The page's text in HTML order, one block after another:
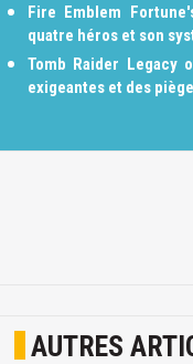
Fire Emblem
quatre héros et son
Tomb Raider Legacy
exigeantes et des
AUTRES